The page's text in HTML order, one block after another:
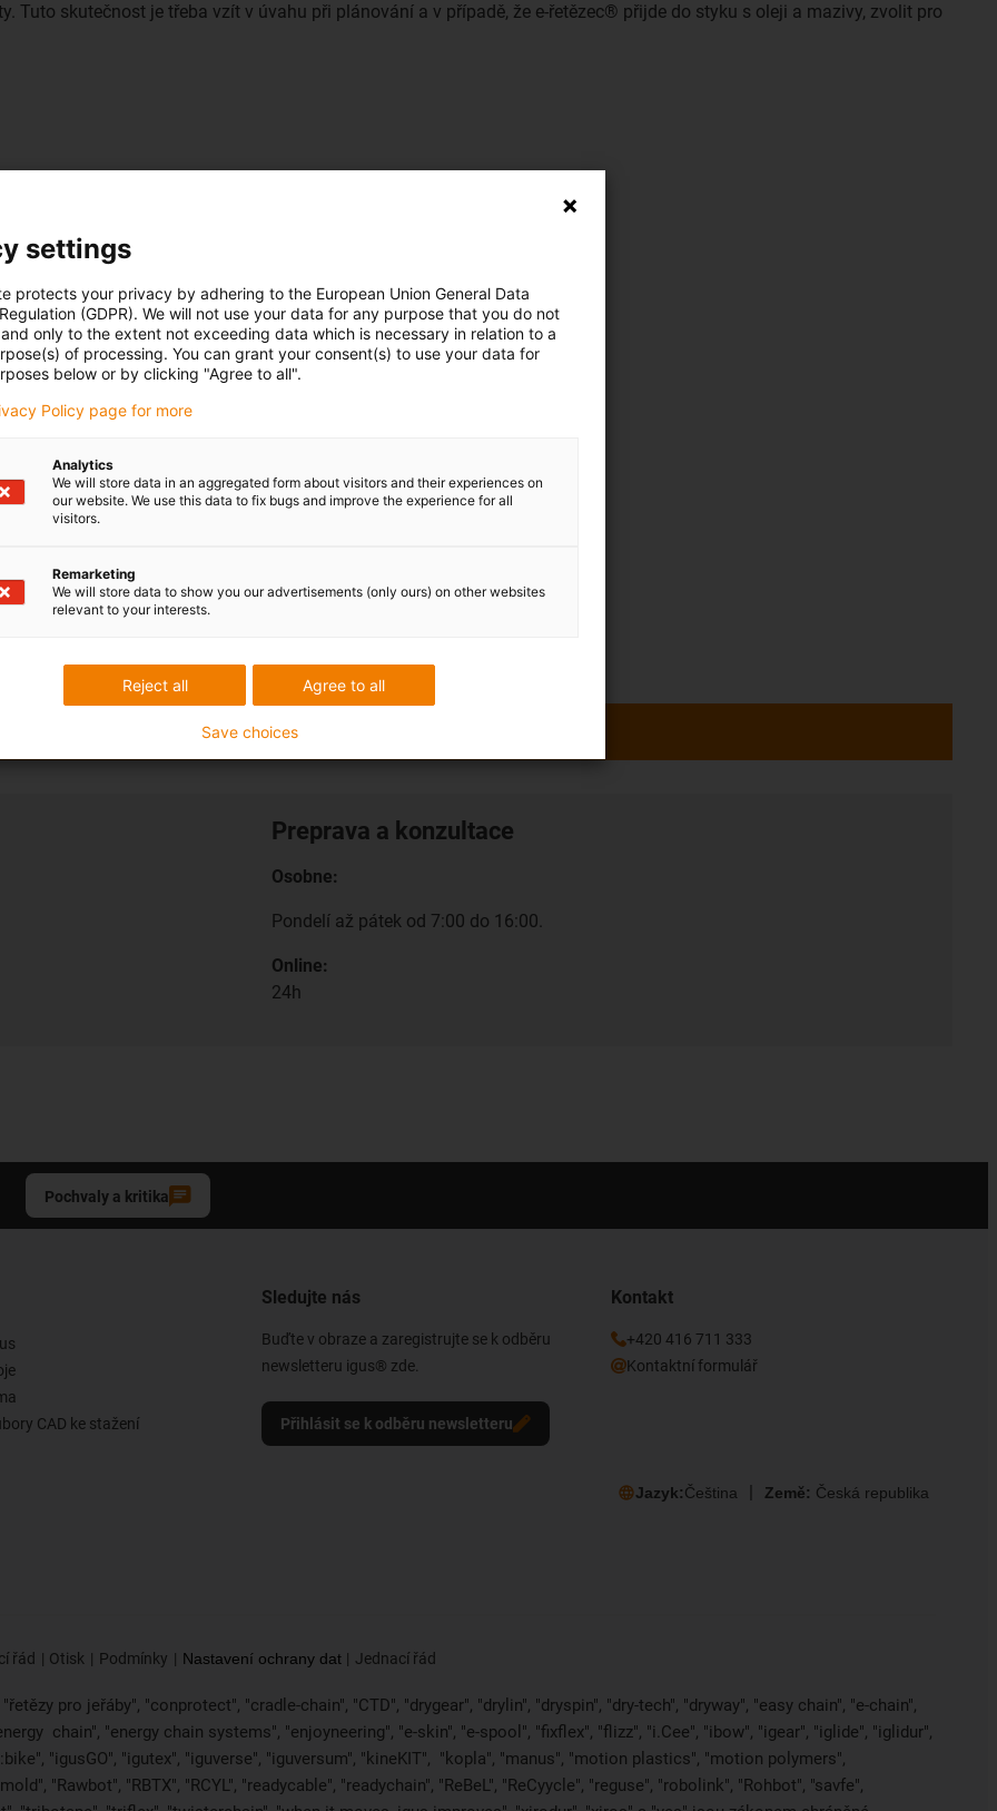
Tuto skutečnost je třeba vzít v úvahu při plánování a v případě, že e-řetězec® přijde do styku s oleji a mazivy, zvolit pro
zkušebních stanicích se
více než tři miliardy
pro energetické
Preprava a konzultace
Osobne:
Pondelí až pátek od 7:00 do 16:00.
Online:
24h
Pochvaly a kritika
CAD ke stažení
Sledujte nás
Buďte v obraze a zaregistrujte se k odběru
newsletteru igus® zde.
Přihlásit se k odběru newsletteru
Kontakt
+420 416 711 333
Kontaktní formulář
Jazyk:Čeština Země: Česká republika
řád Otisk Podmínky Nastavení ochrany dat Jednací řád
pro jeřáby", "conprotect", "cradle-chain", "CTD", "drygear", "drylin", "dryspin", "dry-tech", "dryway", "easy chain", "e-chain",
chain", "energy chain systems", "enjoyneering", "e-skin", "e-spool", "fixflex", "flizz", "i.Cee", "ibow", "igear", "iglide", "iglidur",
"igusGO", "igutex", "iguverse", "iguversum", "kineKIT", "kopla", "manus", "motion plastics", "motion polymers",
"Rawbot", "RBTX", "RCYL", "readycable", "readychain", "ReBeL", "ReCyycle", "reguse", "robolink", "Rohbot", "savfe",
settings
protects your privacy by adhering to the European Union General Data
(GDPR). We will not use your data for any purpose that you do not
only to the extent not exceeding data which is necessary in relation to a
of processing. You can grant your consent(s) to use your data for
below or by clicking "Agree to all".
Policy page for more
Analytics
We will store data in an aggregated form about visitors and their experiences on
our website. We use this data to fix bugs and improve the experience for all
visitors.
Remarketing
We will store data to show you our advertisements (only ours) on other websites
relevant to your interests.
Agree to all
Reject all
Save choices